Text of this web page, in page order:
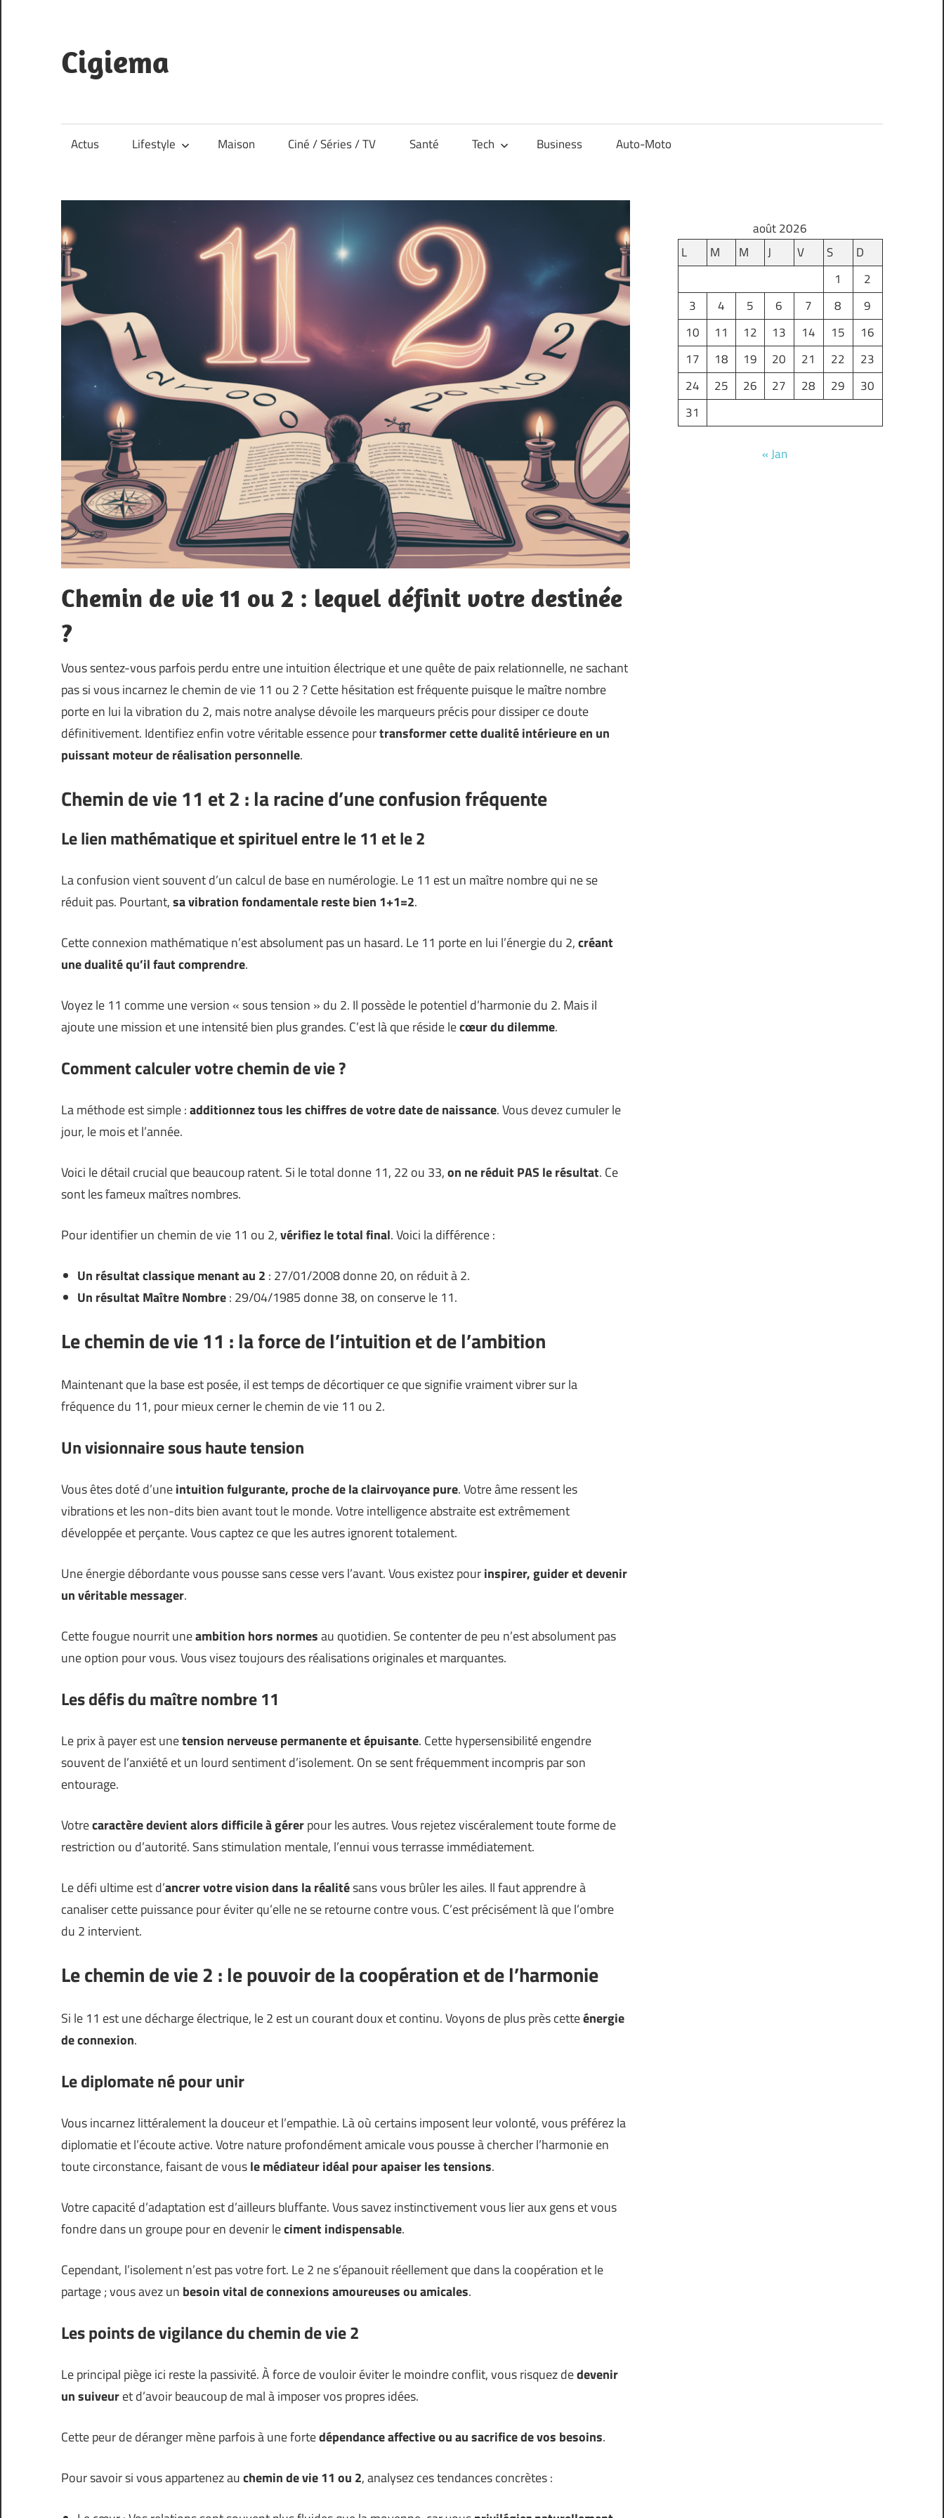
content
Cigiema
Actus Lifestyle Maison Ciné / Séries / TV Santé Tech Business Auto-Moto
Chemin de vie 11 ou 2 : lequel définit votre destinée
?
Vous sentez-vous parfois perdu entre une intuition électrique et une quête de paix relationnelle, ne sachant
pas si vous incarnez le chemin de vie 11 ou 2 ? Cette hésitation est fréquente puisque le maître nombre
porte en lui la vibration du 2, mais notre analyse dévoile les marqueurs précis pour dissiper ce doute
définitivement. Identifiez enfin votre véritable essence pourtransformer cette dualité intérieure en un
puissant moteur de réalisation personnelle.
Chemin de vie 11 et 2 : la racine d’une confusion fréquente
Le lien mathématique et spirituel entre le 11 et le 2
La confusion vient souvent d’un calcul de base en numérologie. Le 11 est un maître nombre qui ne se
réduit pas. Pourtant,sa vibration fondamentale reste bien 1+1=2.
Cette connexion mathématique n’est absolument pas un hasard. Le 11 porte en lui l’énergie du 2,créant
une dualité qu’il faut comprendre.
Voyez le 11 comme une version « sous tension » du 2. Il possède le potentiel d’harmonie du 2. Mais il
ajoute une mission et une intensité bien plus grandes. C’est là que réside lecœur du dilemme.
Comment calculer votre chemin de vie ?
La méthode est simple :additionnez tous les chiffres de votre date de naissance. Vous devez cumuler le
jour, le mois et l’année.
Voici le détail crucial que beaucoup ratent. Si le total donne 11, 22 ou 33,on ne réduit PAS le résultat. Ce
sont les fameux maîtres nombres.
Pour identifier un chemin de vie 11 ou 2,vérifiez le total final. Voici la différence :
Un résultat classique menant au 2 : 27/01/2008 donne 20, on réduit à 2.
Un résultat Maître Nombre: 29/04/1985 donne 38, on conserve le 11.
Le chemin de vie 11 : la force de l’intuition et de l’ambition
Maintenant que la base est posée, il est temps de décortiquer ce que signifie vraiment vibrer sur la
fréquence du 11, pour mieux cerner le chemin de vie 11 ou 2.
Un visionnaire sous haute tension
Vous êtes doté d’uneintuition fulgurante, proche de la clairvoyance pure. Votre âme ressent les
vibrations et les non-dits bien avant tout le monde. Votre intelligence abstraite est extrêmement
développée et perçante. Vous captez ce que les autres ignorent totalement.
Une énergie débordante vous pousse sans cesse vers l’avant. Vous existez pourinspirer, guider et devenir
un véritable messager.
Cette fougue nourrit uneambition hors normesau quotidien. Se contenter de peu n’est absolument pas
une option pour vous. Vous visez toujours des réalisations originales et marquantes.
Les défis du maître nombre 11
Le prix à payer est unetension nerveuse permanente et épuisante. Cette hypersensibilité engendre
souvent de l’anxiété et un lourd sentiment d’isolement. On se sent fréquemment incompris par son
entourage.
Votrecaractère devient alors difficile à gérerpour les autres. Vous rejetez viscéralement toute forme de
restriction ou d’autorité. Sans stimulation mentale, l’ennui vous terrasse immédiatement.
Le défi ultime est d’ancrer votre vision dans la réalitésans vous brûler les ailes. Il faut apprendre à
canaliser cette puissance pour éviter qu’elle ne se retourne contre vous. C’est précisément là que l’ombre
du 2 intervient.
Le chemin de vie 2 : le pouvoir de la coopération et de l’harmonie
Si le 11 est une décharge électrique, le 2 est un courant doux et continu. Voyons de plus près cetteénergie
de connexion.
Le diplomate né pour unir
Vous incarnez littéralement la douceur et l’empathie. Là où certains imposent leur volonté, vous préférez la
diplomatie et l’écoute active. Votre nature profondément amicale vous pousse à chercher l’harmonie en
toute circonstance, faisant de vousle médiateur idéal pour apaiser les tensions.
Votre capacité d’adaptation est d’ailleurs bluffante. Vous savez instinctivement vous lier aux gens et vous
fondre dans un groupe pour en devenir leciment indispensable.
Cependant, l’isolement n’est pas votre fort. Le 2 ne s’épanouit réellement que dans la coopération et le
partage ; vous avez un besoin vital de connexions amoureuses ou amicales.
Les points de vigilance du chemin de vie 2
Le principal piège ici reste la passivité. À force de vouloir éviter le moindre conflit, vous risquez dedevenir
un suiveuret d’avoir beaucoup de mal à imposer vos propres idées.
Cette peur de déranger mène parfois à une fortedépendance affective ou au sacrifice de vos besoins.
Pour savoir si vous appartenez auchemin de vie 11 ou 2, analysez ces tendances concrètes :
août 2026
L
M M J V S
D
1
2
3
4 5 6 7 8
9
10
11 12 13 14 15
16
17
18 19 20 21 22
23
24
25 26 27 28 29
30
31
« Jan